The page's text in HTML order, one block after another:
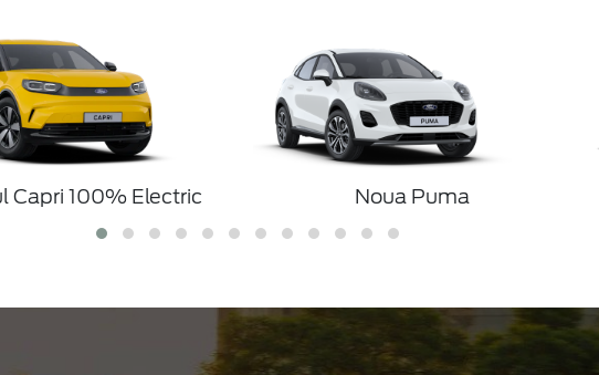
Capri 100% Electric Noua Puma